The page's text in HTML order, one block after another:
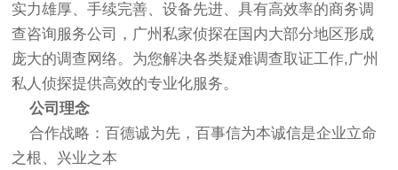
实力雄厚、手续完善、设备先进、具有高效率的商务调
查咨询服务公司，广州私家侦探在国内大部分地区形成
庞大的调查网络。为您解决各类疑难调查取证工作,广州
私人侦探提供高效的专业化服务。
公司理念
合作战略：百德诚为先，百事信为本诚信是企业立命
之根、兴业之本